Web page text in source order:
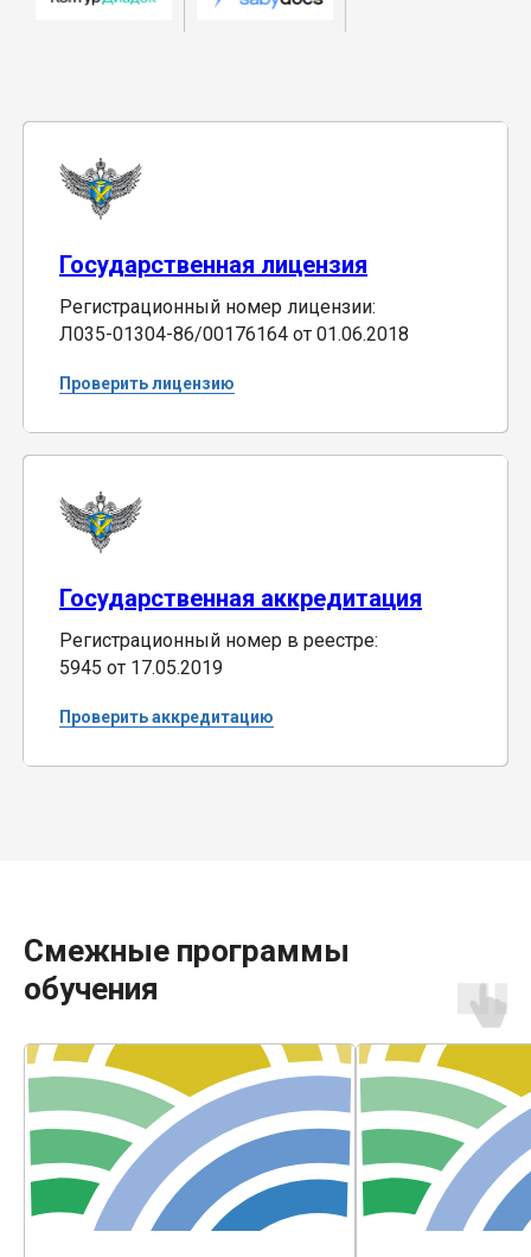
Государственная лицензия
Регистрационный номер лицензии:
Л035-01304-86/00176164 от 01.06.2018
Проверить лицензию
Государственная аккредитация
Регистрационный номер в реестре:
5945 от 17.05.2019
Проверить аккредитацию
Смежные программы
обучения